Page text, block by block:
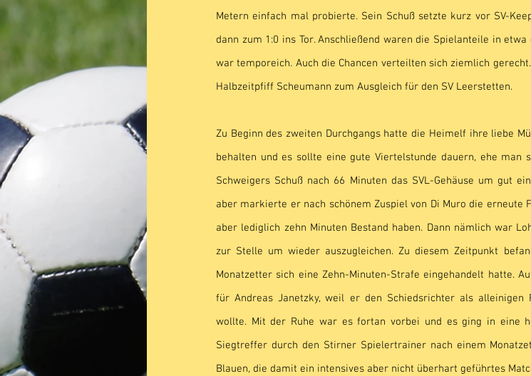
Metern einfach mal probierte. Sein Schuß setzte kurz vor SV-
dann zum 1:0 ins Tor. Anschließend waren die Spielanteile in
war temporeich. Auch die Chancen verteilten sich ziemlich
Halbzeitpfiff Scheumann zum Ausgleich für den SV Leerstetten.
Zu Beginn des zweiten Durchgangs hatte die Heimelf ihre liebe
behalten und es sollte eine gute Viertelstunde dauern, ehe man
Schweigers Schuß nach 66 Minuten das SVL-Gehäuse um gut
aber markierte er nach schönem Zuspiel von Di Muro die erneute
aber lediglich zehn Minuten Bestand haben. Dann nämlich war
zur Stelle um wieder auszugleichen. Zu diesem Zeitpunkt
Monatzetter sich eine Zehn-Minuten-Strafe eingehandelt hatte.
für Andreas Janetzky, weil er den Schiedsrichter als
wollte. Mit der Ruhe war es fortan vorbei und es ging in eine
Siegtreffer durch den Stirner Spielertrainer nach einem
Blauen, die damit ein intensives aber nicht überhart geführtes